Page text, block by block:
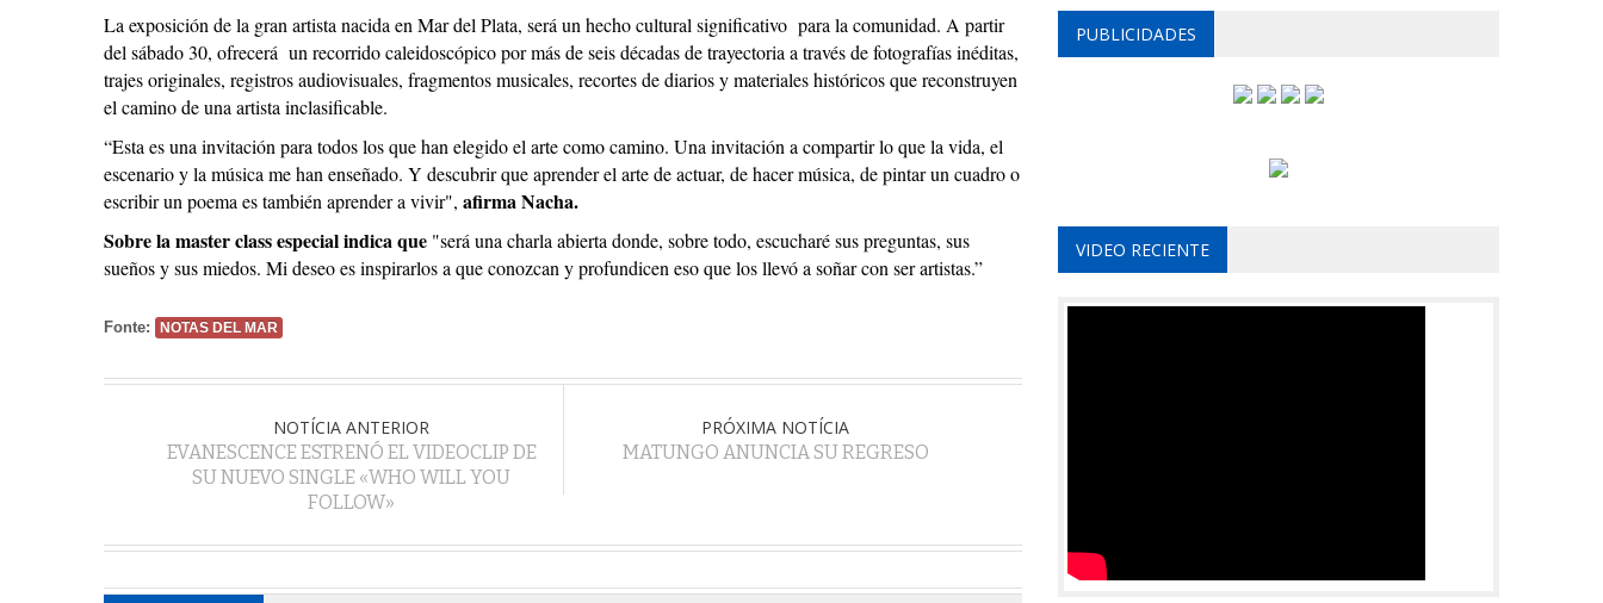
La exposición de la gran artista nacida en Mar del Plata, será un hecho cultural significativo para la comunidad. A partir
del sábado 30, ofrecerá un recorrido caleidoscópico por más de seis décadas de trayectoria a través de fotografías inéditas,
trajes originales, registros audiovisuales, fragmentos musicales, recortes de diarios y materiales históricos que reconstruyen
el camino de una artista inclasificable.
“Esta es una invitación para todos los que han elegido el arte como camino. Una invitación a compartir lo que la vida, el
escenario y la música me han enseñado. Y descubrir que aprender el arte de actuar, de hacer música, de pintar un cuadro o
escribir un poema es también aprender a vivir", afirma Nacha.
Sobre la master class especial indica que "será una charla abierta donde, sobre todo, escucharé sus preguntas, sus
sueños y sus miedos. Mi deseo es inspirarlos a que conozcan y profundicen eso que los llevó a soñar con ser artistas.”
Fonte: NOTAS DEL MAR
NOTÍCIA ANTERIOR
EVANESCENCE ESTRENÓ EL VIDEOCLIP DE
SU NUEVO SINGLE «WHO WILL YOU
FOLLOW»
PRÓXIMA NOTÍCIA
MATUNGO ANUNCIA SU REGRESO
PUBLICIDADES
VIDEO RECIENTE